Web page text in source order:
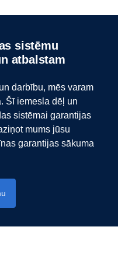
atbalstam
darbību, mēs varam
Šī iemesla dēļ un
sistēmai garantijas
mums jūsu
garantijas sākuma